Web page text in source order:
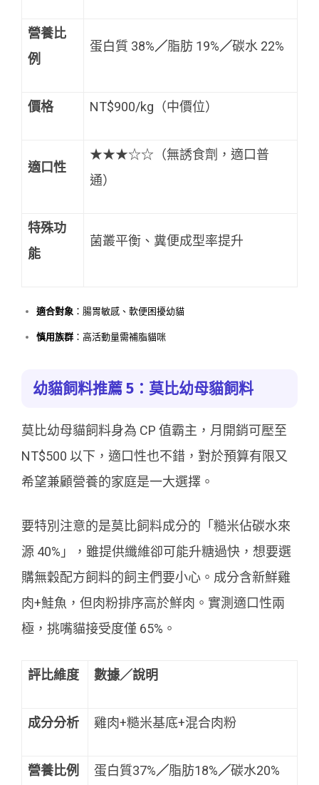
營養比
例
蛋白質 38%／脂肪 19%／碳水 22%
價格 NT$900/kg（中價位）
適口性
★★★☆☆（無誘食劑，適口普
通）
特殊功
能
菌叢平衡、糞便成型率提升
適合對象 ：腸胃敏感、軟便困擾幼貓
慎用族群 ：高活動量需補脂貓咪
幼貓飼料推薦 5：莫比幼母貓飼料
莫比幼母貓飼料身為 CP 值霸主，月開銷可壓至
NT$500 以下，適口性也不錯，對於預算有限又
希望兼顧營養的家庭是一大選擇。
要特別注意的是莫比飼料成分的「糙米佔碳水來
源 40%」，雖提供纖維卻可能升糖過快，想要選
購無穀配方飼料的飼主們要小心。成分含新鮮雞
肉+鮭魚，但肉粉排序高於鮮肉。實測適口性兩
極，挑嘴貓接受度僅 65%。
評比維度 數據／說明
成分分析 雞肉+糙米基底+混合肉粉
營養比例 蛋白質37%／脂肪18%／碳水20%